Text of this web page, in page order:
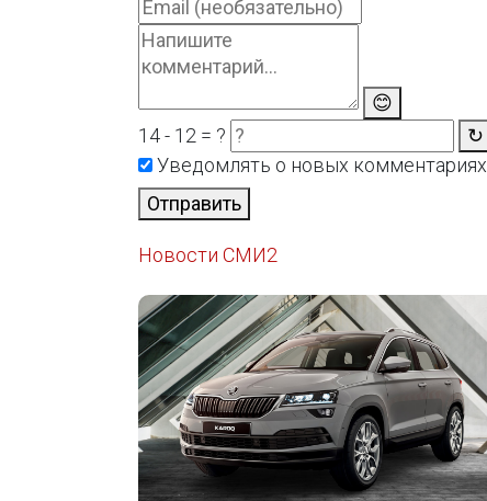
😊
14 - 12 = ?
↻
Уведомлять о новых комментариях
Отправить
Новости СМИ2